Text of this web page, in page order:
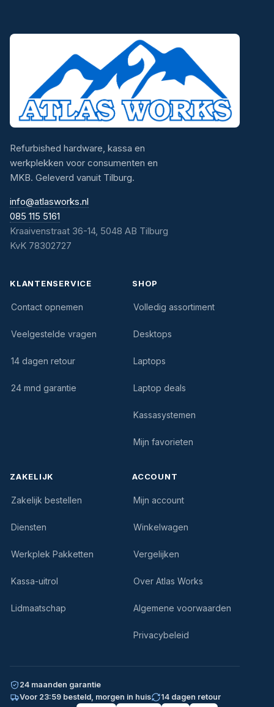
Refurbished hardware, kassa en
werkplekken voor consumenten en
MKB. Geleverd vanuit Tilburg.
info@atlasworks.nl
085 115 5161
Kraaivenstraat 36-14, 5048 AB Tilburg
KvK 78302727
KLANTENSERVICE
Contact opnemen
Veelgestelde vragen
14 dagen retour
24 mnd garantie
SHOP
Volledig assortiment
Desktops
Laptops
Laptop deals
Kassasystemen
Mijn favorieten
ZAKELIJK
Zakelijk bestellen
Diensten
Werkplek Pakketten
Kassa-uitrol
Lidmaatschap
ACCOUNT
Mijn account
Winkelwagen
Vergelijken
Over Atlas Works
Algemene voorwaarden
Privacybeleid
24 maanden garantie
Voor 23:59 besteld, morgen in huis
14 dagen retour